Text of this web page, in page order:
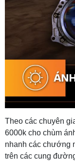
Theo các chuyên
6000k cho chùm
nhanh các chướng
trên các cung